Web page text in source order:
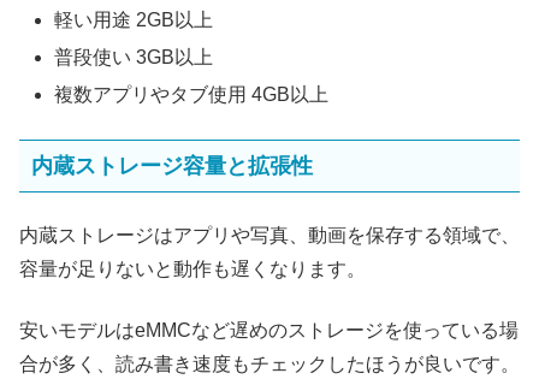
軽い用途 2GB以上
普段使い 3GB以上
複数アプリやタブ使用 4GB以上
内蔵ストレージ容量と拡張性
内蔵ストレージはアプリや写真、動画を保存する領域で、
容量が足りないと動作も遅くなります。
安いモデルはeMMCなど遅めのストレージを使っている場
合が多く、読み書き速度もチェックしたほうが良いです。